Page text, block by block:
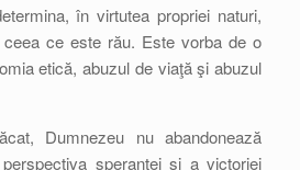
în virtutea propriei naturi,
ce este rău. Este vorba de o
etică, abuzul de viaţă şi abuzul
Dumnezeu nu abandonează
speranţei şi a victoriei